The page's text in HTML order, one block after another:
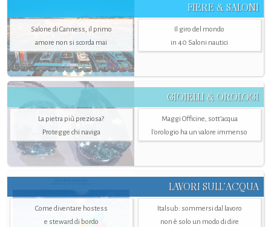
FIERE & SALONI
Salone di Canness, il primo
amore non si scorda mai
Il giro del mondo
in 40 Saloni nautici
GIOIELLI & OROLOGI
La pietra più preziosa?
Protegge chi naviga
Maggi Officine, sott’acqua
l'orologio ha un valore immenso
LAVORI SULL’ACQUA
Come diventare hostess
e steward di bordo
Italsub: sommersi dal lavoro
non è solo un modo di dire